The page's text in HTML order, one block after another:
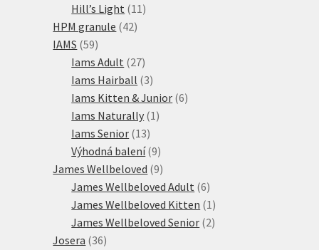
produktů
Hill’s Light 11 11
HPM granule 4242
IAMS 5959
produktů
Iams Adult 2727
produktů
Iams Hairball 33
produkty
Iams Kitten & Junior 66
Iams Naturally 1 1
Iams Senior 1313
produktů
Výhodná balení 99
produktů
James Wellbeloved 99
produktů
James Wellbeloved Adult 66
produktů
James Wellbeloved Kitten 1 1
produkt
James Wellbeloved Senior 22
Josera 3636